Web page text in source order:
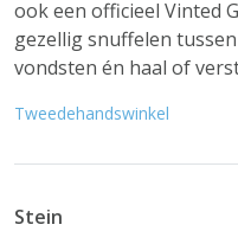
ook een officieel Vinted
gezellig snuffelen
vondsten én haal of
Tweedehandswinkel
Stein